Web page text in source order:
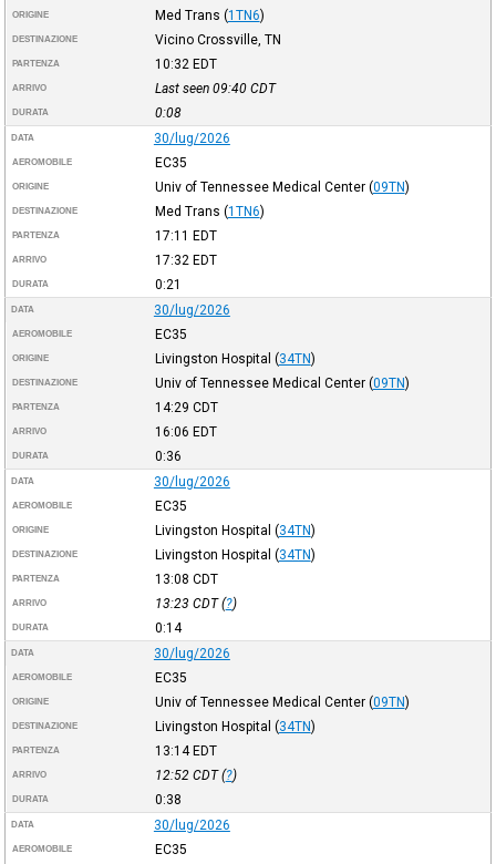
ORIGINE Med Trans (1TN6)
DESTINAZIONE Vicino Crossville, TN
PARTENZA 10:32 EDT
ARRIVO Last seen 09:40 CDT
DURATA 0:08
DATA 30/lug/2026
AEROMOBILE EC35
ORIGINE Univ of Tennessee Medical Center (09TN)
DESTINAZIONE Med Trans (1TN6)
PARTENZA 17:11 EDT
ARRIVO 17:32 EDT
DURATA 0:21
DATA 30/lug/2026
AEROMOBILE EC35
ORIGINE Livingston Hospital (34TN)
DESTINAZIONE Univ of Tennessee Medical Center (09TN)
PARTENZA 14:29 CDT
ARRIVO 16:06 EDT
DURATA 0:36
DATA 30/lug/2026
AEROMOBILE EC35
ORIGINE Livingston Hospital (34TN)
DESTINAZIONE Livingston Hospital (34TN)
PARTENZA 13:08 CDT
ARRIVO 13:23 CDT(?)
DURATA 0:14
DATA 30/lug/2026
AEROMOBILE EC35
ORIGINE Univ of Tennessee Medical Center (09TN)
DESTINAZIONE Livingston Hospital (34TN)
PARTENZA 13:14EDT
ARRIVO 12:52 CDT(?)
DURATA 0:38
DATA 30/lug/2026
AEROMOBILE EC35